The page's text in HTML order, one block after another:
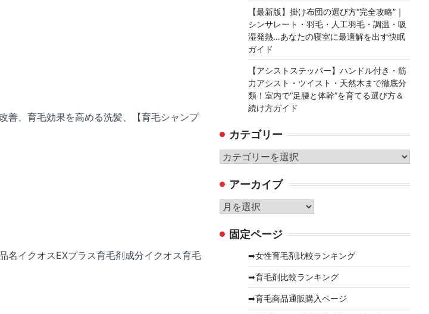
善、育毛効果を高める洗髪、【育毛シャンプ
イクオスEXプラス育毛剤成分イクオス育毛
【最新版】掛け布団の選び方“完全攻略”｜
シンサレート・羽毛・人工羽毛・調温・吸
湿発熱…あなたの寝室に最適解を出す快眠
ガイド
【アシストステッパー】ハンドル付き・筋
力アシスト・ツイスト・天然木まで徹底分
類！室内で“足腰と体幹”を育てる選び方＆
続け方ガイド
カテゴリー
カ
ゴ
リ
ー
アーカイブ
ア
カ 固定ページ
➡女性育毛剤比較ランキング
➡育毛剤比較ランキング
➡育毛商品通販購入ページ